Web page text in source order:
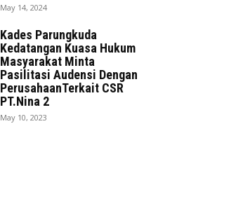
May 14, 2024
Kades Parungkuda
Kedatangan Kuasa Hukum
Masyarakat Minta
Pasilitasi Audensi Dengan
PerusahaanTerkait CSR
PT.Nina 2
May 10, 2023